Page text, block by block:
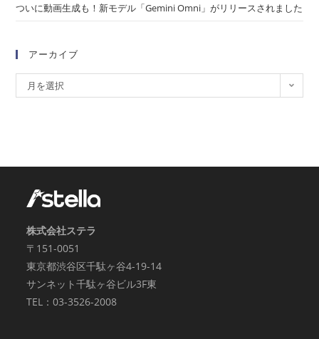
ついに動画生成も！新モデル「Gemini Omni」がリリースされました
アーカイブ
月を選択
株式会社ステラ
〒151-0051
東京都渋谷区千駄ヶ谷4-19-14
サンネット千駄ヶ谷ビル3F東
TEL：03-3526-2008